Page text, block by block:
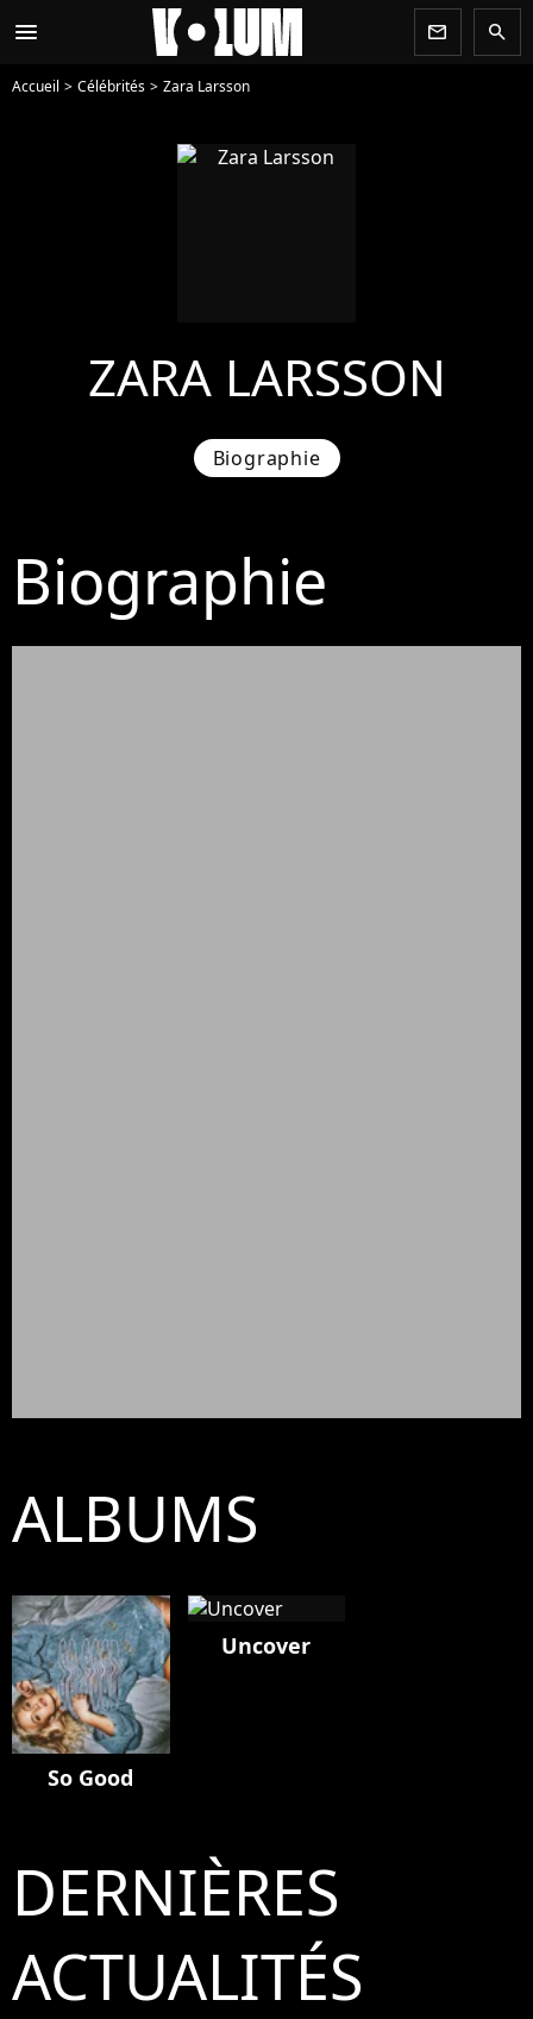
menu newsletter search
Accueil Célébrités Zara Larsson
ZARA LARSSON
Biographie
Biographie
ALBUMS
So Good
Uncover
DERNIÈRES
ACTUALITÉS